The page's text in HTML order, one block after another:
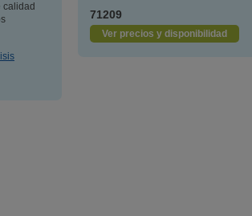
calidad
71209
Ver precios y disponibilidad